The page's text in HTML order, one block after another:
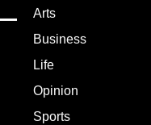
Arts
Business
Life
Opinion
Sports